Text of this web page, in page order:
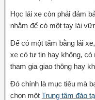
Học lái xe còn phải đảm
nhằm để có một tay lái
Để có một tấm bằng lái
xe có tự tin hay không, có
tham gia giao thông hay
Đó chính là mục tiêu mà
chọn một Trung tâm đào